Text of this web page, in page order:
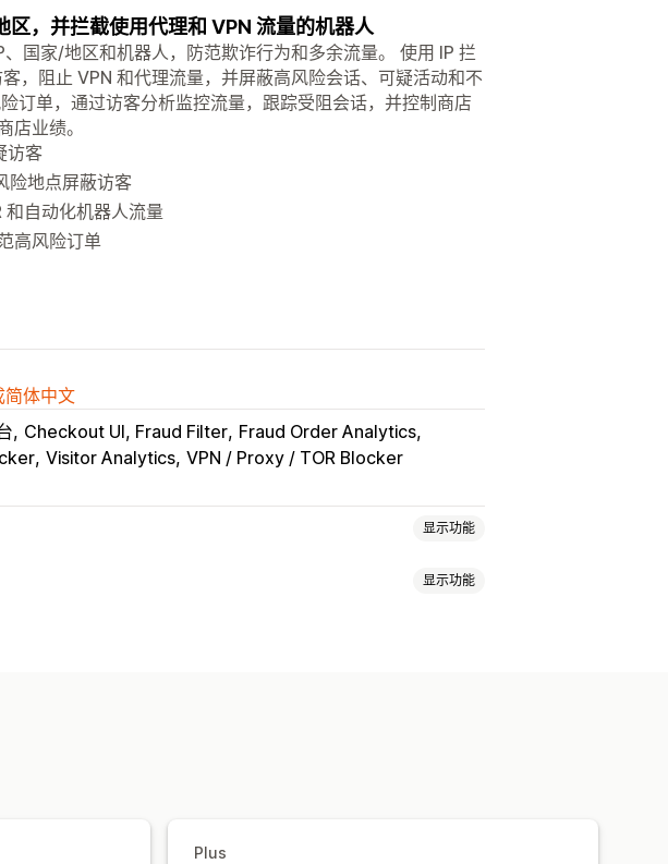
，并拦截使用代理和 VPN 流量的机器人
国家/地区和机器人，防范欺诈行为和多余流量。 使用 IP 拦
，阻止 VPN 和代理流量，并屏蔽高风险会话、可疑活动和不
订单，通过访客分析监控流量，跟踪受阻会话，并控制商店
店业绩。
访客
险地点屏蔽访客
自动化机器人流量
高风险订单
简体中文
Checkout UI, Fraud Filter Fraud Order Analytics
Visitor Analytics VPN / Proxy / TOR Blocker
显示功能
显示功能
Plus